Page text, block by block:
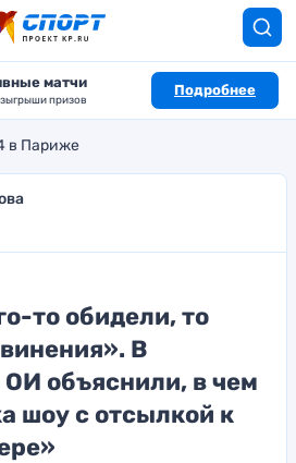
матчи
призов
Подробнее
в Париже
то обидели, то
В
ОИ объяснили, в чем
шоу с отсылкой к